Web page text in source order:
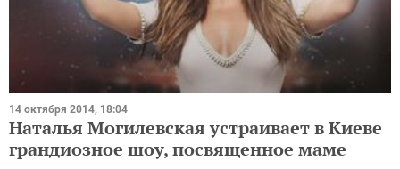
14 октября 2014, 18:04
Наталья Могилевская устраивает в Киеве
грандиозное шоу, посвященное маме